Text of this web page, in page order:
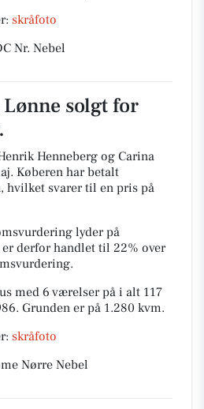
skråfoto
Nr. Nebel
solgt for
Henneberg og Carina
Køberen har betalt
hvilket svarer til en pris på
lyder på
derfor handlet til 22% over
med 6 værelser på i alt 117
Grunden er på 1.280 kvm.
skråfoto
Nørre Nebel